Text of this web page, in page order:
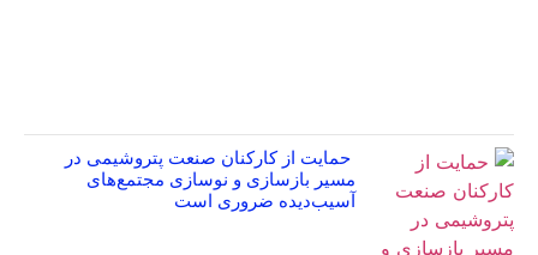
حمایت از کارکنان صنعت پتروشیمی در
مسیر بازسازی و نوسازی مجتمع‌های
آسیب‌دیده ضروری است